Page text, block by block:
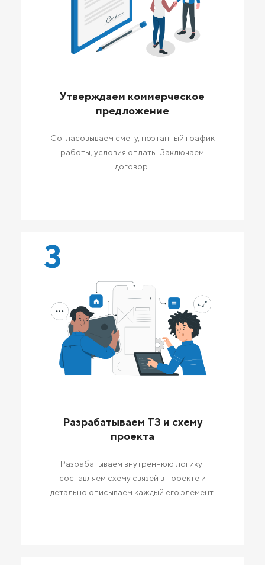
Утверждаем коммерческое
предложение
Согласовываем смету, поэтапный график
работы, условия оплаты. Заключаем
договор.
3
Разрабатываем ТЗ и схему
проекта
Разрабатываем внутреннюю логику:
составляем схему связей в проекте и
детально описываем каждый его элемент.